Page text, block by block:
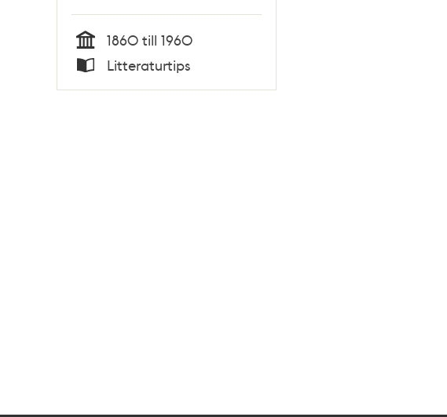
Tid
1860 till 1960
Typ
Litteraturtips